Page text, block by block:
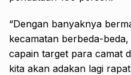
“Dengan banyaknya
kecamatan berbeda-
capain target para camat
kita akan adakan lagi